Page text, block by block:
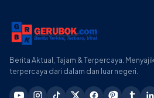
Berita Aktual, Tajam & Terpercaya.
terpercaya dari dalam dan luar negeri.